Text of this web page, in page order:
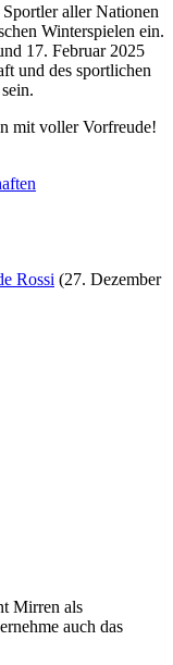
aller Nationen
Winterspielen ein.
17. Februar 2025
und des sportlichen
mit voller Vorfreude!
Rossi (27. Dezember
Mirren als
auch das